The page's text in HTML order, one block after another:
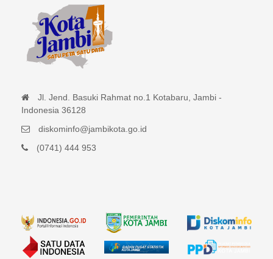
Jl. Jend. Basuki Rahmat no.1 Kotabaru, Jambi -
Indonesia 36128
diskominfo@jambikota.go.id
(0741) 444 953